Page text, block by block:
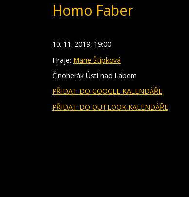
Homo Faber
10. 11. 2019, 19:00
Hraje: Marie Štípková
Činoherák Ústí nad Labem
PŘIDAT DO GOOGLE KALENDÁŘE
PŘIDAT DO OUTLOOK KALENDÁŘE